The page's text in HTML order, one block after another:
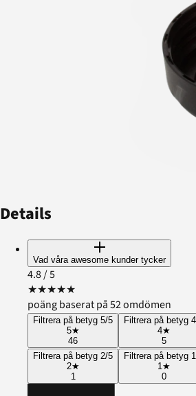
Details
Vad våra awesome kunder tycker
4.8/ 5
★★★★★
poäng baserat på 52 omdömen
Filtrera på betyg 5/5
5★
46
Filtrera på betyg
4★
5
Filtrera på betyg 2/5
2★
1
Filtrera på betyg
1 ★
0